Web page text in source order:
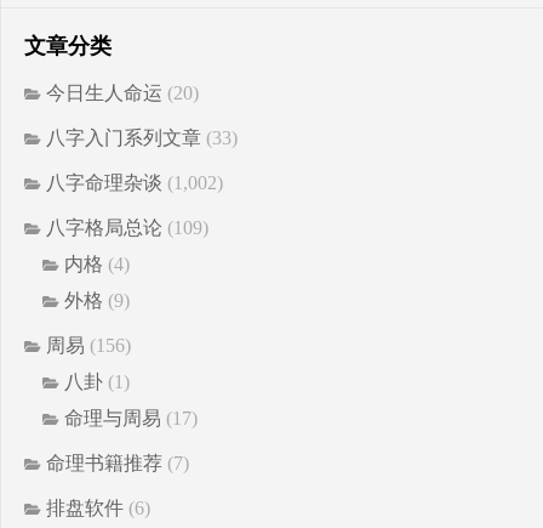
文章分类
今日生人命运 (20)
八字入门系列文章 (33)
八字命理杂谈 (1,002)
八字格局总论 (109)
内格 (4)
外格 (9)
周易 (156)
八卦 (1)
命理与周易 (17)
命理书籍推荐 (7)
排盘软件 (6)